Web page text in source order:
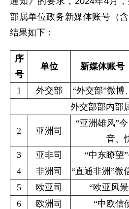
部属单位政务新媒体账号（
结果如下：
序
号
单位 新媒体账号
1
外交部 “外交部”微博
外交部部内部
2 亚洲司
“亚洲雄风”
音、
3 亚非司 “中东瞭望
4
非洲司 “直通非洲”微
5
欧亚司 “欧亚风
6
欧洲司 “中欧信